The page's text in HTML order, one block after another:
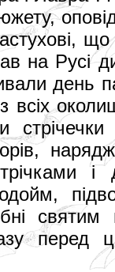
на Русі
день
всіх
перед